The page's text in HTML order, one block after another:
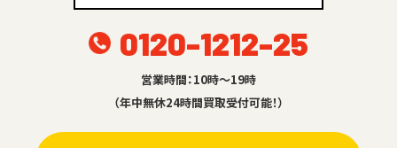
0120-1212-25
営業時間：10時～19時
（年中無休24時間買取受付可能！）